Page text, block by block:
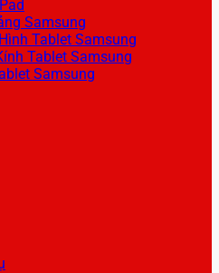
Samsung
Tablet Samsung
Tablet Samsung
Samsung